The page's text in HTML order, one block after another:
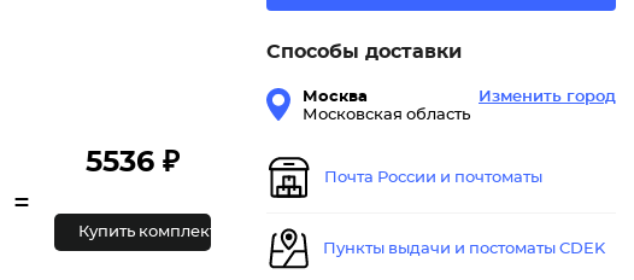
=
5536 ₽
Купить комплект
Способы доставки
Москва
Московская область
Изменить город
Почта России и почтоматы
Пункты выдачи и постоматы CDEK